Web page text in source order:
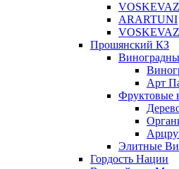
VOSKEVAZ
ARARTUNI
Прошянский КЗ
Арт
Фруктовые
Элитные
Гордость Нации